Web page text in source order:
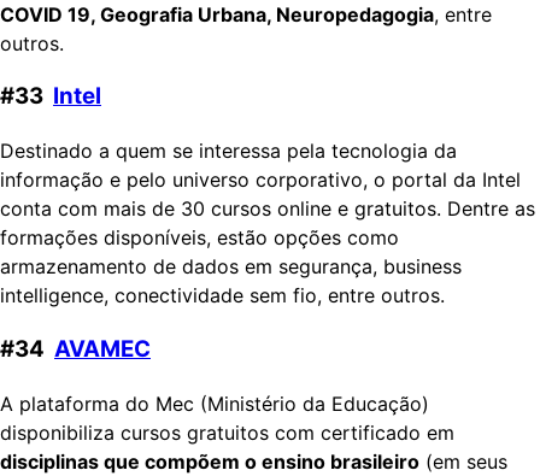
COVID 19, Geografia Urbana, Neuropedagogia, entre
outros.
#33 Intel
Destinado a quem se interessa pela tecnologia da
informação e pelo universo corporativo, o portal da Intel
conta com mais de 30 cursos online e gratuitos. Dentre as
formações disponíveis, estão opções como
armazenamento de dados em segurança, business
intelligence, conectividade sem fio, entre outros.
#34 AVAMEC
A plataforma do Mec (Ministério da Educação)
disponibiliza cursos gratuitos com certificado em
disciplinas que compõem o ensino brasileiro (em seus